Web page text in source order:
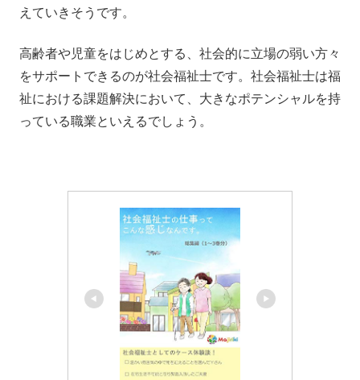
えていきそうです。
高齢者や児童をはじめとする、社会的に立場の弱い方々
をサポートできるのが社会福祉士です。社会福祉士は福
祉における課題解決において、大きなポテンシャルを持
っている職業といえるでしょう。